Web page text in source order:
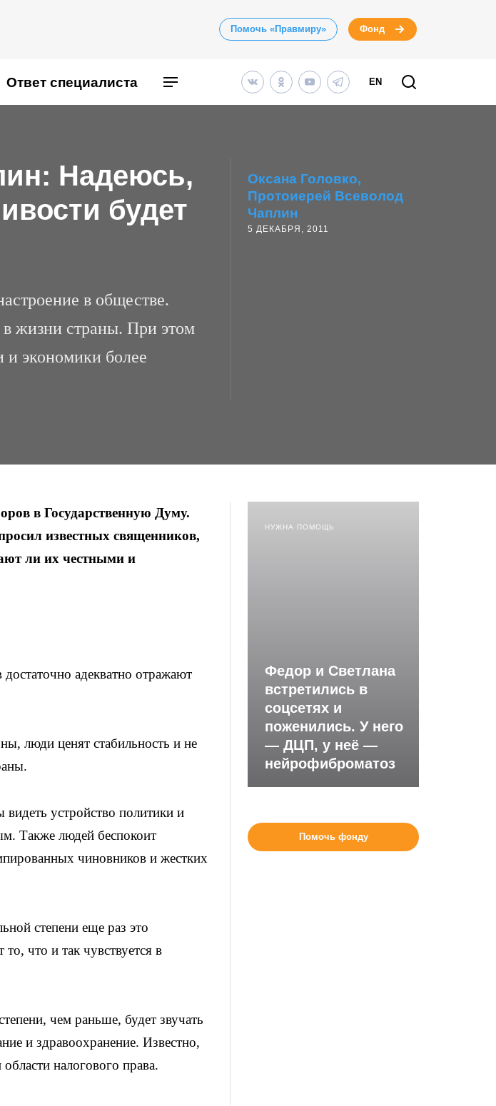
Помочь «Правмиру» Фонд
Ответ специалиста EN
Надеюсь,
будет
в обществе.
в жизни страны. При этом
и экономики более
Оксана Головко
Протоиерей Всеволод
Чаплин
5 ДЕКАБРЯ, 2011
в Государственную Думу.
известных священников,
ли их честными и
адекватно отражают
люди ценят стабильность и не
устройство политики и
Также людей беспокоит
чиновников и жестких
степени еще раз это
что и так чувствуется в
чем раньше, будет звучать
и здравоохранение. Известно,
налогового права.
НУЖНА ПОМОЩЬ
Федор и Светлана
встретились в
соцсетях и
поженились. У него
— ДЦП, у неё —
нейрофиброматоз
Помочь фонду